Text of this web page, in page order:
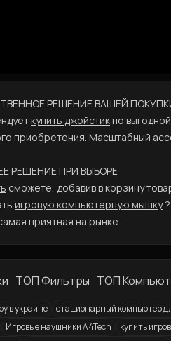
РЕШЕНИЕ ВАШЕЙ
купить джойстикпо
приобретения. Масштабный
РЕШЕНИЕ ПРИ ВЫБОРЕ
сможете, добавив в корзину
игровую компьютерную мышку?
приятная на рынке.
ТОП Фильтры ТОП
в украине стационарный компьютер
Игровые наушники A4Tech купить